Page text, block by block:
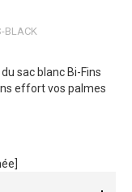
BLACK
sac blanc Bi-Fins
effort vos palmes